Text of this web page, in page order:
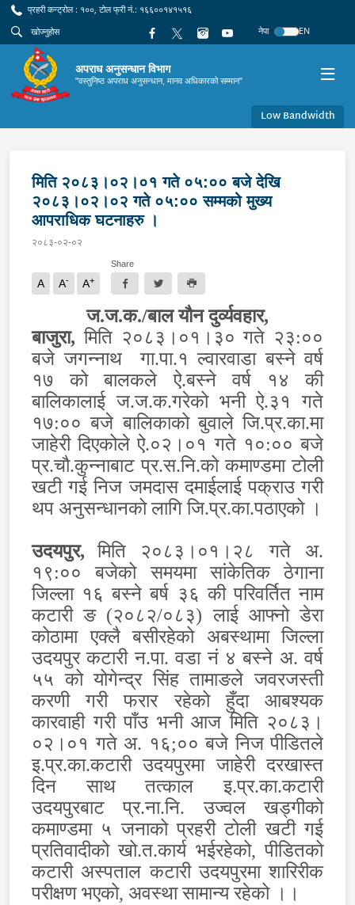
प्रहरी कन्ट्रोल : १००, टोल फ्री नं.: १६६००१४१५१६
नेपा
EN
अपराध अनुसन्धान विभाग
"वस्तुनिष्ठ अपराध अनुसन्धान, मानव अधिकारको सम्मान"
Low Bandwidth
मिति २०८३।०२।०१ गते ०५:०० बजे देखि
२०८३।०२।०२ गते ०५:०० सम्मको मुख्य
आपराधिक घटनाहरु ।
२०८३-०२-०२
A A- A+
Share
ज.ज.क./बाल यौन दुर्व्यवहार,
बाजुरा,मिति २०८३।०१।३० गते २३:००
बजे जगन्नाथ गा.पा.१ ल्वारवाडा बस्ने वर्ष
१७ को बालकले ऐ.बस्ने वर्ष १४ की
बालिकालाई ज.ज.क.गरेको भनी ऐ.३१ गते
१७:०० बजे बालिकाको बुवाले जि.प्र.का.मा
जाहेरी दिएकोले ऐ.०२।०१ गते १०:०० बजे
प्र.चौ.कुन्नाबाट प्र.स.नि.को कमाण्डमा टोली
खटी गई निज जमदास दमाईलाई पक्राउ गरी
थप अनुसन्धानको लागि जि.प्र.का.पठाएको ।
उदयपुर,
मिति २०८३।०१।२८ गते अ.
१९:०० बजेको समयमा सांकेतिक ठेगाना
जिल्ला १६ बस्ने बर्ष ३६ की परिवर्तित नाम
कटारी ङ (२०८२/०८३) लाई आफ्नो डेरा
कोठामा एक्लै बसीरहेको अबस्थामा जिल्ला
उदयपुर कटारी न.पा. वडा नं ४ बस्ने अ. वर्ष
५५ को योगेन्द्र सिंह तामाङले जवरजस्ती
करणी गरी फरार रहेको हुँदा आबश्यक
कारवाही गरी पाँउ भनी आज मिति २०८३।
०२।०१ गते अ. १६;०० बजे निज पीडितले
इ.प्र.का.कटारी उदयपुरमा जाहेरी दरखास्त
दिन साथ तत्काल इ.प्र.का.कटारी
उदयपुरबाट प्र.ना.नि. उज्वल खड्गीको
कमाण्डमा ५ जनाको प्रहरी टोली खटी गई
प्रतिवादीको खो.त.कार्य भईरहेको,पीडितको
कटारी अस्पताल कटारी उदयपुरमा शारिरीक
परीक्षण भएको, अवस्था सामान्य रहेको ।।